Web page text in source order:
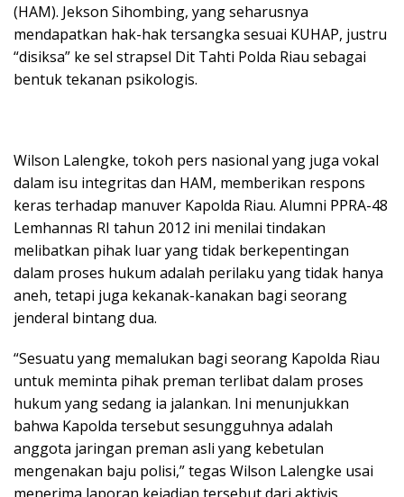
(HAM). Jekson Sihombing, yang seharusnya
mendapatkan hak-hak tersangka sesuai KUHAP, justru
“disiksa” ke sel strapsel Dit Tahti Polda Riau sebagai
bentuk tekanan psikologis.
Wilson Lalengke, tokoh pers nasional yang juga vokal
dalam isu integritas dan HAM, memberikan respons
keras terhadap manuver Kapolda Riau. Alumni PPRA-48
Lemhannas RI tahun 2012 ini menilai tindakan
melibatkan pihak luar yang tidak berkepentingan
dalam proses hukum adalah perilaku yang tidak hanya
aneh, tetapi juga kekanak-kanakan bagi seorang
jenderal bintang dua.
“Sesuatu yang memalukan bagi seorang Kapolda Riau
untuk meminta pihak preman terlibat dalam proses
hukum yang sedang ia jalankan. Ini menunjukkan
bahwa Kapolda tersebut sesungguhnya adalah
anggota jaringan preman asli yang kebetulan
mengenakan baju polisi,” tegas Wilson Lalengke usai